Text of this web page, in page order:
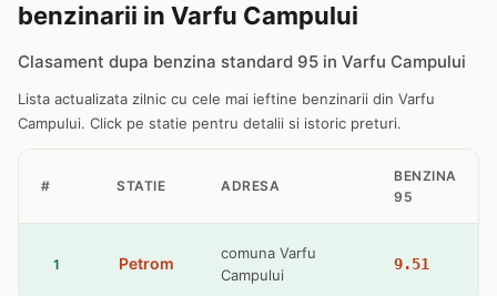
benzinarii in Varfu Campului
Clasament dupa benzina standard 95 in Varfu Campului
Lista actualizata zilnic cu cele mai ieftine benzinarii din Varfu
Campului. Click pe statie pentru detalii si istoric preturi.
# STATIE ADRESA
BENZINA
95
1 Petrom
comuna Varfu
Campului
9.51